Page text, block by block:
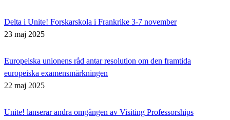
Delta i Unite! Forskarskola i Frankrike 3-7 november
23 maj 2025
Europeiska unionens råd antar resolution om den framtida
europeiska examensmärkningen
22 maj 2025
Unite! lanserar andra omgången av Visiting Professorships